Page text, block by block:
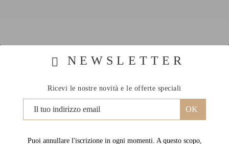
NEWSLETTER
Ricevi le nostre novità e le offerte speciali
Puoi annullare l'iscrizione in ogni momenti. A questo scopo,